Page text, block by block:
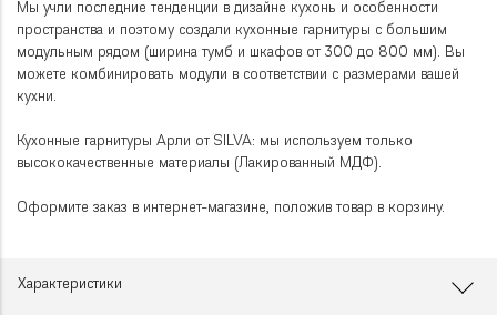
Мы учли последние тенденции в дизайне кухонь и особенности
пространства и поэтому создали кухонные гарнитуры с большим
модульным рядом (ширина тумб и шкафов от 300 до 800 мм). Вы
можете комбинировать модули в соответствии с размерами вашей
кухни.
Кухонные гарнитуры Арли от SILVA: мы используем только
высококачественные материалы (Лакированный МДФ).
Оформите заказ в интернет-магазине, положив товар в корзину.
Характеристики